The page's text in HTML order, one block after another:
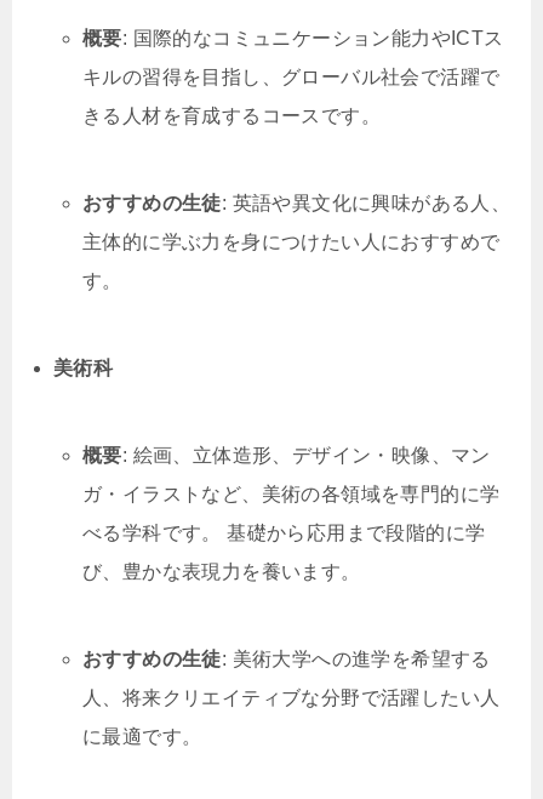
概要: 国際的なコミュニケーション能力やICTス
キルの習得を目指し、グローバル社会で活躍で
きる人材を育成するコースです。
おすすめの生徒: 英語や異文化に興味がある人、
主体的に学ぶ力を身につけたい人におすすめで
す。
美術科
概要: 絵画、立体造形、デザイン・映像、マン
ガ・イラストなど、美術の各領域を専門的に学
べる学科です。 基礎から応用まで段階的に学
び、豊かな表現力を養います。
おすすめの生徒: 美術大学への進学を希望する
人、将来クリエイティブな分野で活躍したい人
に最適です。